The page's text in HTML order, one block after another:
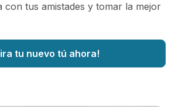
con tus amistades y tomar la mejor
tu nuevo tú ahora!